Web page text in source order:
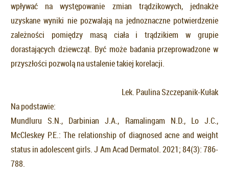
wpływać na występowanie zmian trądzikowych, jednakże
uzyskane wyniki nie pozwalają na jednoznaczne potwierdzenie
zależności pomiędzy masą ciała i trądzikiem w grupie
dorastających dziewcząt. Być może badania przeprowadzone w
przyszłości pozwolą na ustalenie takiej korelacji.
Lek. Paulina Szczepanik-Kułak
Na podstawie:
Mundluru S.N., Darbinian J.A., Ramalingam N.D., Lo J.C.,
McCleskey P.E.: The relationship of diagnosed acne and weight
status in adolescent girls. J Am Acad Dermatol. 2021; 84(3): 786-
788.